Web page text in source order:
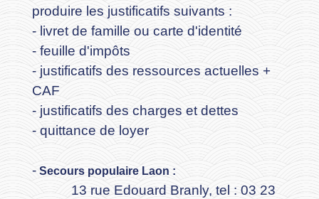
produire les justificatifs suivants :
- livret de famille ou carte d'identité
- feuille d'impôts
- justificatifs des ressources actuelles +
CAF
- justificatifs des charges et dettes
- quittance de loyer
- Secours populaire Laon :
13 rue Edouard Branly, tel : 03 23